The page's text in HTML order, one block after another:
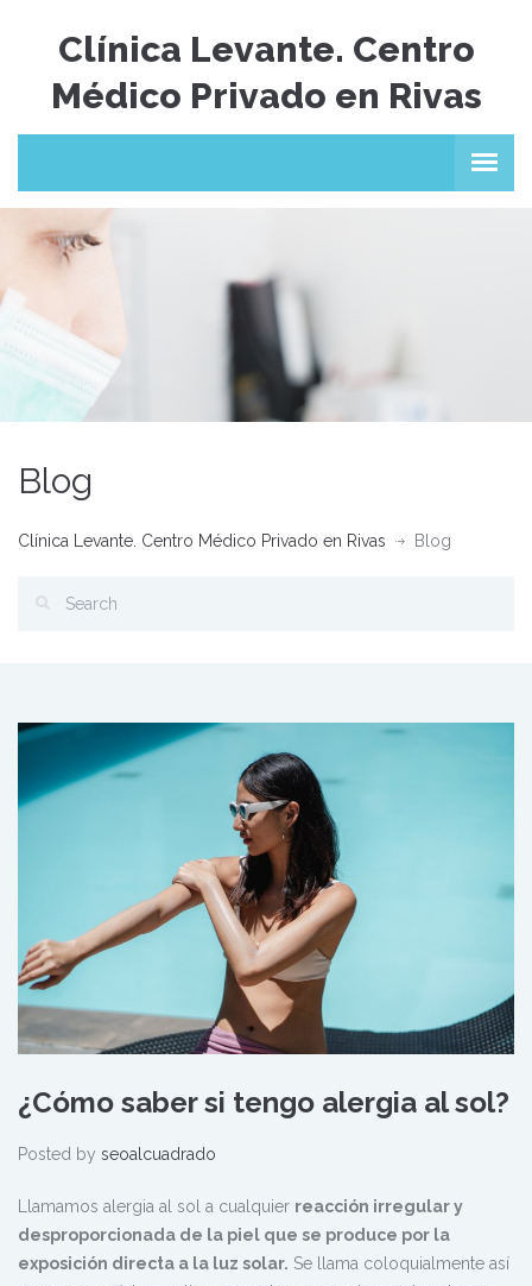
Clínica Levante. Centro
Médico Privado en Rivas
Blog
Clínica Levante. Centro Médico Privado en Rivas Blog
¿Cómo saber si tengo alergia al sol?
Posted by seoalcuadrado
Llamamos alergia al sol a cualquier reacción irregular y
desproporcionada de la piel que se produce por la
exposición directa a la luz solar. Se llama coloquialmente así